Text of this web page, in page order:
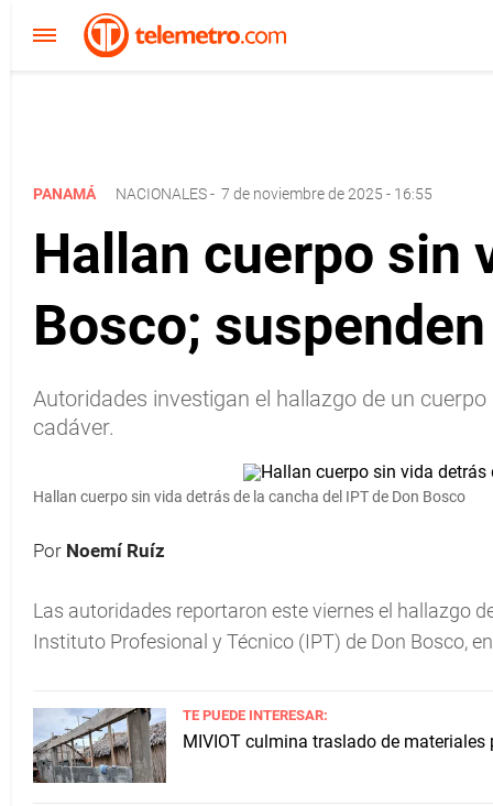
PANAMÁ NACIONALES- 7 de noviembre de 2025 - 16:55
Hallan cuerpo sin
Bosco;
Autoridades investigan el hallazgo de un
cadáver.
Hallan cuerpo sin vida detrás de la cancha del IPT de Don Bosco
Por Noemí Ruíz
Las autoridades reportaron este viernes el hallazgo
Instituto Profesional y Técnico (IPT) de Don Bosco,
TE PUEDE INTERESAR:
MIVIOT culmina traslado de